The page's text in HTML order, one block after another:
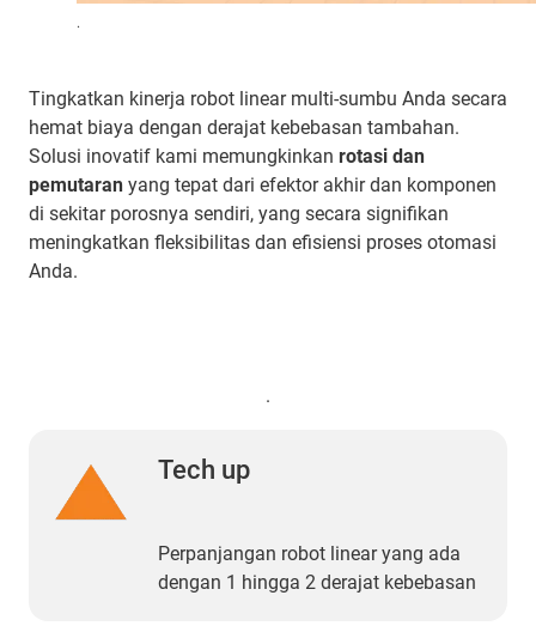
.
Tingkatkan kinerja robot linear multi-sumbu Anda secara
hemat biaya dengan derajat kebebasan tambahan.
Solusi inovatif kami memungkinkan rotasi dan
pemutaran yang tepat dari efektor akhir dan komponen
di sekitar porosnya sendiri, yang secara signifikan
meningkatkan fleksibilitas dan efisiensi proses otomasi
Anda.
.
Tech up
Perpanjangan robot linear yang ada
dengan 1 hingga 2 derajat kebebasan